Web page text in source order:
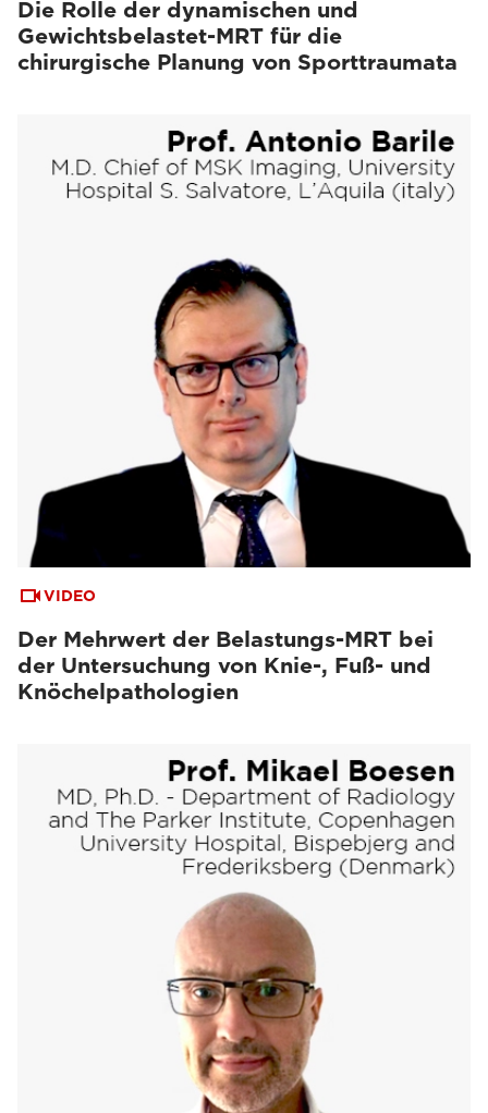
Die Rolle der dynamischen und
Gewichtsbelastet-MRT für die
chirurgische Planung von Sporttraumata
VIDEO
Der Mehrwert der Belastungs-MRT bei
der Untersuchung von Knie-, Fuß- und
Knöchelpathologien